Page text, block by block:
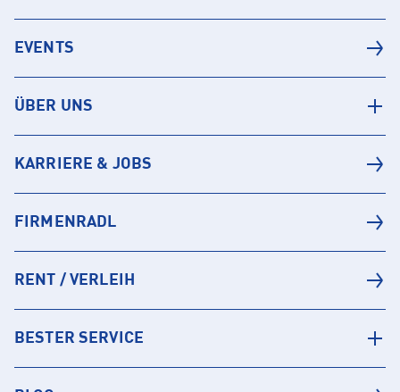
EVENTS
ÜBER UNS
KARRIERE & JOBS
FIRMENRADL
RENT / VERLEIH
BESTER SERVICE